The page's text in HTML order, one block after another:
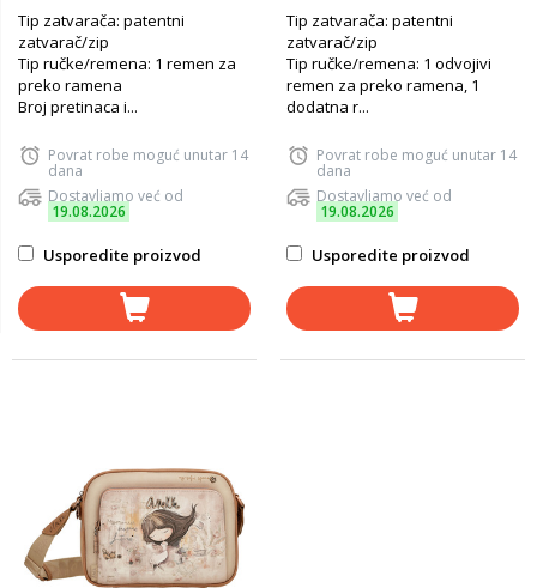
Tip zatvarača: patentni
zatvarač/zip
Tip ručke/remena: 1 remen za
preko ramena
Broj pretinaca i...
Povrat robe moguć unutar 14
dana
Dostavljamo već od
19.08.2026
Usporedite proizvod
Tip zatvarača: patentni
zatvarač/zip
Tip ručke/remena: 1 odvojivi
remen za preko ramena, 1
dodatna r...
Povrat robe moguć unutar 14
dana
Dostavljamo već od
19.08.2026
Usporedite proizvod